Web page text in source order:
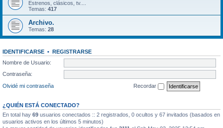
Estrenos, clásicos, tv....
Temas: 417
Archivo.
Temas: 28
IDENTIFICARSE • REGISTRARSE
Nombre de Usuario:
Contraseña:
Olvidé mi contraseña
Recordar
¿QUIÉN ESTÁ CONECTADO?
En total hay 69 usuarios conectados :: 2 registrados, 0 ocultos y 67 invitados (basados en
usuarios activos en los últimos 5 minutos)